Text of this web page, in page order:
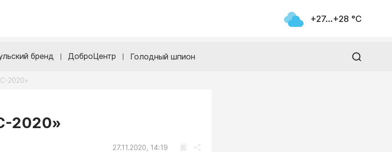
+27...+28 °С
бренд ДоброЦентр Голодный шпион
2020»
2020»
27.11.2020, 14:19